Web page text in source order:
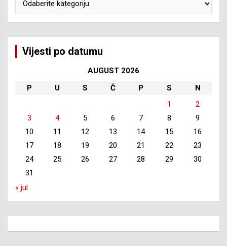
Vijesti po datumu
AUGUST 2026
P
U S Č P S
N
1
2
3
4 5 6 7 8
9
10
11 12 13 14 15
16
17
18 19 20 21 22
23
24
25 26 27 28 29
30
31
« jul